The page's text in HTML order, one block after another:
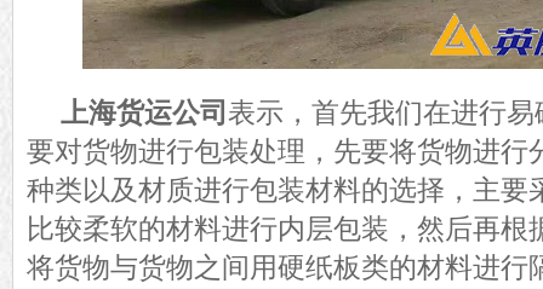
上海货运公司表示，首先我们在进行
要对货物进行包装处理，先要将货物进行
种类以及材质进行包装材料的选择，主要
比较柔软的材料进行内层包装，然后再根
将货物与货物之间用硬纸板类的材料进行